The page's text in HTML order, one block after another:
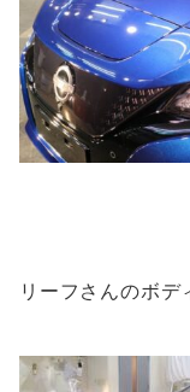
リーフさんのボデ